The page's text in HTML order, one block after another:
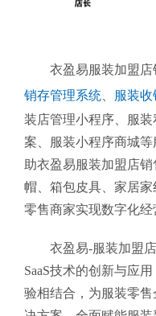
衣盈易服装加盟
销存管理系统
服装
装店管理小程序、服
案、服装小程序商城
助衣盈易服装加盟店
帽、箱包皮具、家居
零售商家实现数字化经
衣盈易-服装加盟
SaaS技术的创新与应
验相结合，为服装零